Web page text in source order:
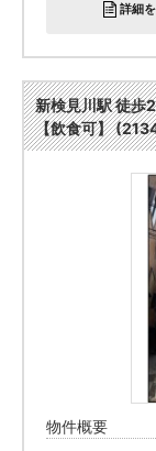
詳細
新検見川駅 徒歩
【飲食可】
物件概要